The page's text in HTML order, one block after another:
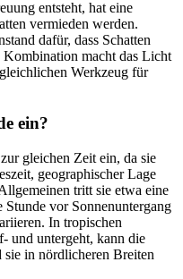
entsteht, hat eine
vermieden werden.
dafür, dass Schatten
Kombination macht das Licht
Werkzeug für
ein?
gleichen Zeit ein, da sie
geographischer Lage
tritt sie etwa eine
Stunde vor Sonnenuntergang
In tropischen
und untergeht, kann die
sie in nördlicheren Breiten